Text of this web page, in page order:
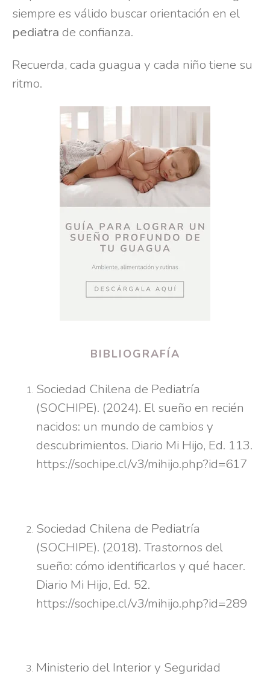
siempre es válido buscar orientación en el
pediatra de confianza.
Recuerda, cada guagua y cada niño tiene su
ritmo.
BIBLIOGRAFÍA
Sociedad Chilena de Pediatría
(SOCHIPE). (2024). El sueño en recién
nacidos: un mundo de cambios y
descubrimientos. Diario Mi Hijo, Ed. 113.
https://sochipe.cl/v3/mihijo.php?id=617
Sociedad Chilena de Pediatría
(SOCHIPE). (2018). Trastornos del
sueño: cómo identificarlos y qué hacer.
Diario Mi Hijo, Ed. 52.
https://sochipe.cl/v3/mihijo.php?id=289
Ministerio del Interior y Seguridad